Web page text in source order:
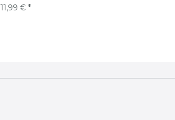
11,99 € *